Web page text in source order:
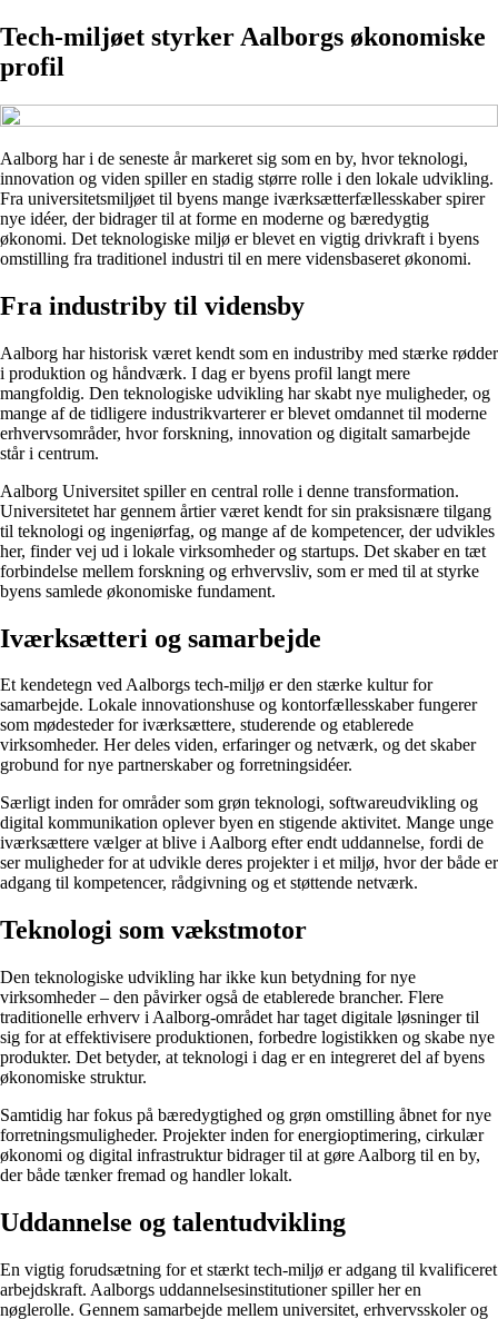
Tech-miljøet styrker Aalborgs økonomiske
profil
Aalborg har i de seneste år markeret sig som en by, hvor teknologi,
innovation og viden spiller en stadig større rolle i den lokale udvikling.
Fra universitetsmiljøet til byens mange iværksætterfællesskaber spirer
nye idéer, der bidrager til at forme en moderne og bæredygtig
økonomi. Det teknologiske miljø er blevet en vigtig drivkraft i byens
omstilling fra traditionel industri til en mere vidensbaseret økonomi.
Fra industriby til vidensby
Aalborg har historisk været kendt som en industriby med stærke rødder
i produktion og håndværk. I dag er byens profil langt mere
mangfoldig. Den teknologiske udvikling har skabt nye muligheder, og
mange af de tidligere industrikvarterer er blevet omdannet til moderne
erhvervsområder, hvor forskning, innovation og digitalt samarbejde
står i centrum.
Aalborg Universitet spiller en central rolle i denne transformation.
Universitetet har gennem årtier været kendt for sin praksisnære tilgang
til teknologi og ingeniørfag, og mange af de kompetencer, der udvikles
her, finder vej ud i lokale virksomheder og startups. Det skaber en tæt
forbindelse mellem forskning og erhvervsliv, som er med til at styrke
byens samlede økonomiske fundament.
Iværksætteri og samarbejde
Et kendetegn ved Aalborgs tech-miljø er den stærke kultur for
samarbejde. Lokale innovationshuse og kontorfællesskaber fungerer
som mødesteder for iværksættere, studerende og etablerede
virksomheder. Her deles viden, erfaringer og netværk, og det skaber
grobund for nye partnerskaber og forretningsidéer.
Særligt inden for områder som grøn teknologi, softwareudvikling og
digital kommunikation oplever byen en stigende aktivitet. Mange unge
iværksættere vælger at blive i Aalborg efter endt uddannelse, fordi de
ser muligheder for at udvikle deres projekter i et miljø, hvor der både er
adgang til kompetencer, rådgivning og et støttende netværk.
Teknologi som vækstmotor
Den teknologiske udvikling har ikke kun betydning for nye
virksomheder – den påvirker også de etablerede brancher. Flere
traditionelle erhverv i Aalborg-området har taget digitale løsninger til
sig for at effektivisere produktionen, forbedre logistikken og skabe nye
produkter. Det betyder, at teknologi i dag er en integreret del af byens
økonomiske struktur.
Samtidig har fokus på bæredygtighed og grøn omstilling åbnet for nye
forretningsmuligheder. Projekter inden for energioptimering, cirkulær
økonomi og digital infrastruktur bidrager til at gøre Aalborg til en by,
der både tænker fremad og handler lokalt.
Uddannelse og talentudvikling
En vigtig forudsætning for et stærkt tech-miljø er adgang til kvalificeret
arbejdskraft. Aalborgs uddannelsesinstitutioner spiller her en
nøglerolle. Gennem samarbejde mellem universitet, erhvervsskoler og